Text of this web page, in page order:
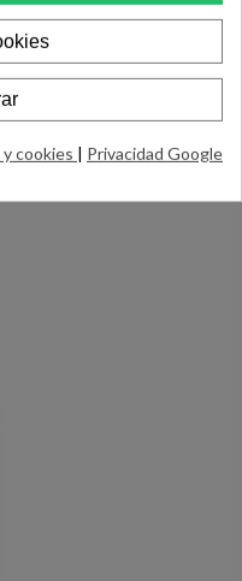
cookies | Privacidad Google